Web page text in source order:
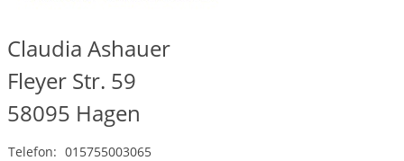
Claudia Ashauer
Fleyer Str. 59
58095 Hagen
Telefon: 015755003065